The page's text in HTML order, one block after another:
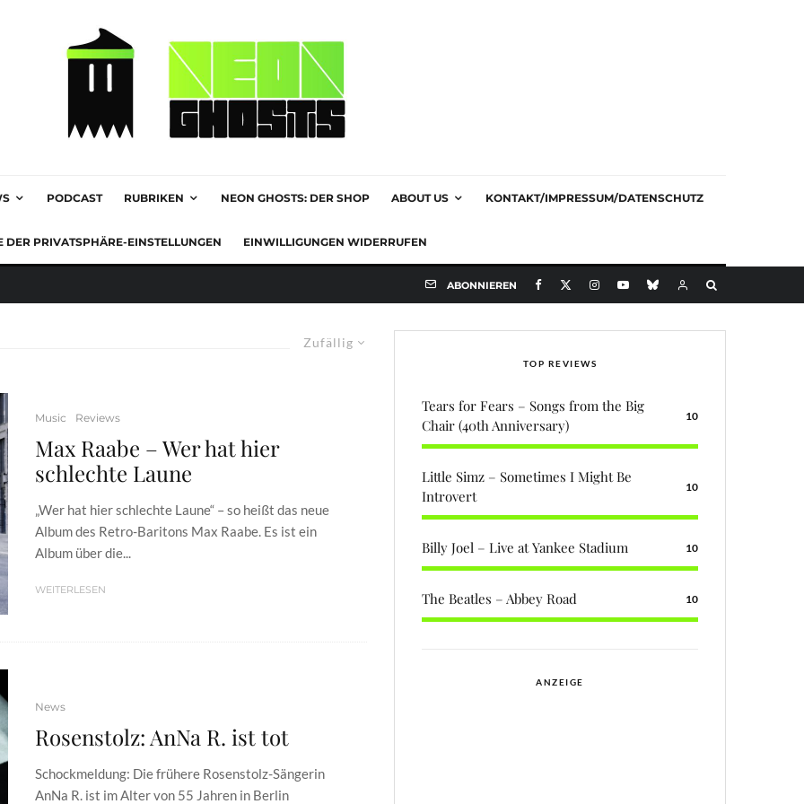
PODCAST RUBRIKEN NEON GHOSTS: DER SHOP ABOUT US KONTAKT/IMPRESSUM/DATENSCHUTZ
DER PRIVATSPHÄRE-EINSTELLUNGEN EINWILLIGUNGEN WIDERRUFEN
ABONNIEREN
Zufällig
Music Reviews
Max Raabe – Wer hat hier
schlechte Laune
„Wer hat hier schlechte Laune“ – so heißt das neue
Album des Retro-Baritons Max Raabe. Es ist ein
Album über die...
WEITERLESEN
News
Rosenstolz: AnNa R. ist tot
Schockmeldung: Die frühere Rosenstolz-Sängerin
AnNa R. ist im Alter von 55 Jahren in Berlin
TOP REVIEWS
Tears for Fears – Songs from the Big
Chair (40th Anniversary)
10
Little Simz – Sometimes I Might Be
Introvert
10
Billy Joel – Live at Yankee Stadium 10
The Beatles – Abbey Road 10
ANZEIGE